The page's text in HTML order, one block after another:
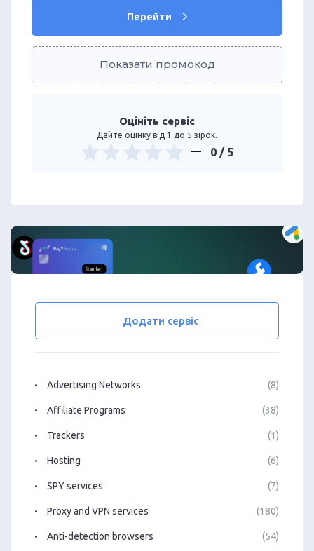
Перейти
Показати промокод
Оцініть сервіс
Дайте оцінку від 1 до 5 зірок.
0 / 5
Додати сервіс
Advertising Networks (8)
Affiliate Programs (38)
Trackers (1)
Hosting (6)
SPY services (7)
Proxy and VPN services (180)
Anti-detection browsers (54)